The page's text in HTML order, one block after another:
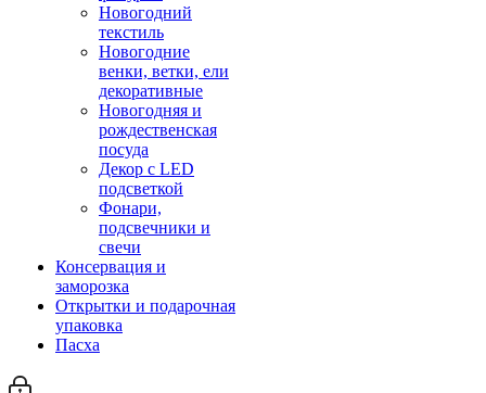
Новогодний
текстиль
Новогодние
венки, ветки, ели
декоративные
Новогодняя и
рождественская
посуда
Декор с LED
подсветкой
Фонари,
подсвечники и
свечи
Консервация и
заморозка
Открытки и подарочная
упаковка
Пасха